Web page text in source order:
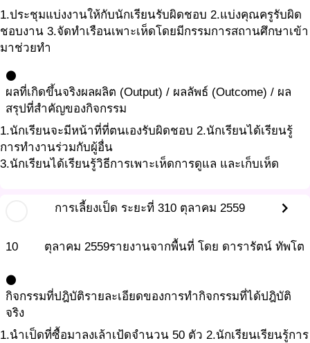
1.ประชุมแบ่งงานให้กับนักเรียนรับผิดชอบ 2.แบ่งคุณครูรับผิด
ชอบงาน 3.จัดทำเรือนเพาะเห็ดโดยมีกรรมการสถานศึกษาเข้า
มาช่วยทำ
circle
ผลที่เกิดขึ้นจริงผลผลิต (Output) / ผลลัพธ์ (Outcome) / ผล
สรุปที่สำคัญของกิจกรรม
1.นักเรียนจะมีหน้าที่ที่ตนเองรับผิดชอบ 2.นักเรียนได้เรียนรู้
การทำงานร่วมกับผู้อื่น
3.นักเรียนได้เรียนรู้วิธีการเพาะเห็ดการดูแล และเก็บเห็ด
การเลี้ยงเป็ด ระยะที่ 310 ตุลาคม 2559 chevron_right
10 ตุลาคม 2559รายงานจากพื้นที่ โดย ดารารัตน์ ทัพโต
circle
กิจกรรมที่ปฎิบัติรายละเอียดของการทำกิจกรรมที่ได้ปฎิบัติ
จริง
1.นำเป็ดที่ซื้อมาลงเล้าเป้ดจำนวน 50 ตัว 2.นักเรียนเรียนรู้การ